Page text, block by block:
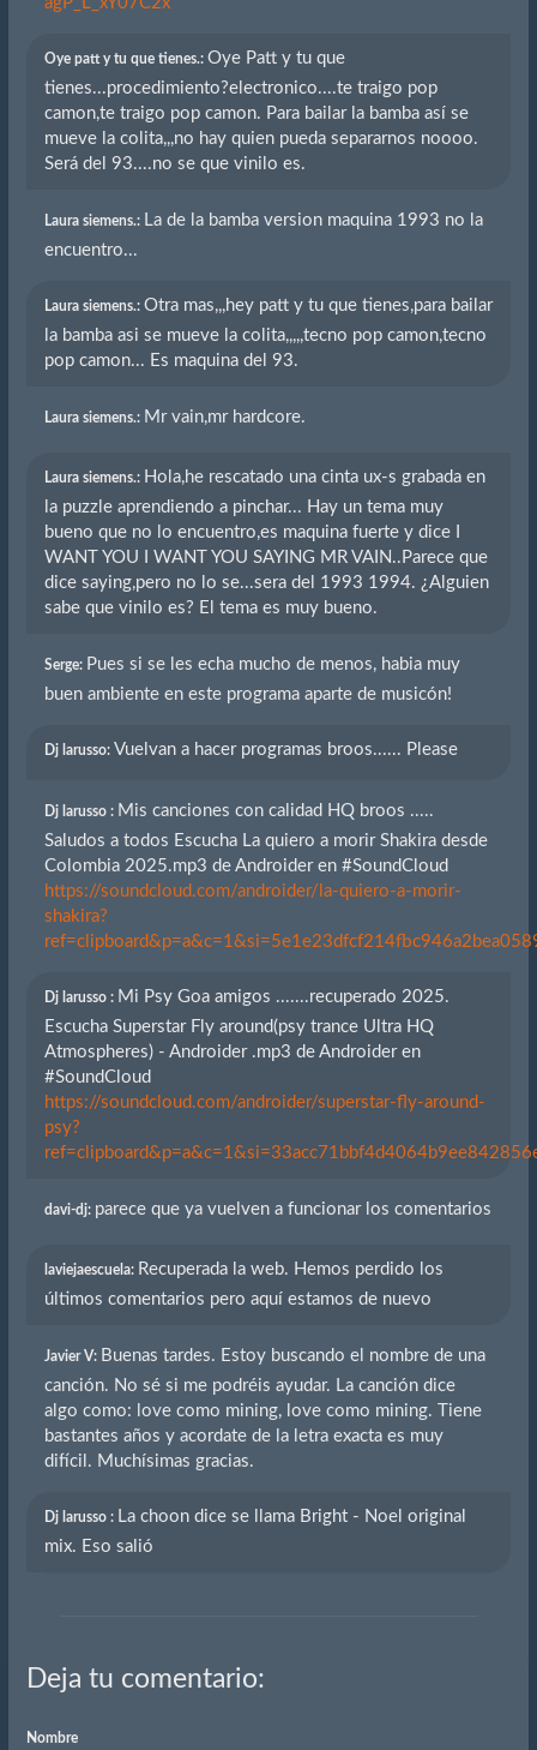
Oye patt y tu que tienes.: Oye Patt y tu que
tienes...procedimiento?electronico....te traigo pop
camon,te traigo pop camon. Para bailar la bamba así se
mueve la colita,,,no hay quien pueda separarnos noooo.
Será del 93....no se que vinilo es.
Laura siemens.: La de la bamba version maquina 1993 no la
encuentro...
Laura siemens.: Otra mas,,,hey patt y tu que tienes,para bailar
la bamba asi se mueve la colita,,,,,tecno pop camon,tecno
pop camon... Es maquina del 93.
Laura siemens.: Mr vain,mr hardcore.
Laura siemens.: Hola,he rescatado una cinta ux-s grabada en
la puzzle aprendiendo a pinchar... Hay un tema muy
bueno que no lo encuentro,es maquina fuerte y dice I
WANT YOU I WANT YOU SAYING MR VAIN..Parece que
dice saying,pero no lo se...sera del 1993 1994. ¿Alguien
sabe que vinilo es? El tema es muy bueno.
Serge: Pues si se les echa mucho de menos, habia muy
buen ambiente en este programa aparte de musicón!
Dj larusso: Vuelvan a hacer programas broos...... Please
Dj larusso : Mis canciones con calidad HQ broos .....
Saludos a todos Escucha La quiero a morir Shakira desde
Colombia 2025.mp3 de Androider en #SoundCloud
https://soundcloud.com/androider/la-quiero-a-morir-
shakira?
Dj larusso : Mi Psy Goa amigos .......recuperado 2025.
Escucha Superstar Fly around(psy trance Ultra HQ
Atmospheres) - Androider .mp3 de Androider en
#SoundCloud
https://soundcloud.com/androider/superstar-fly-around-
psy?
davi-dj: parece que ya vuelven a funcionar los comentarios
laviejaescuela: Recuperada la web. Hemos perdido los
últimos comentarios pero aquí estamos de nuevo
Javier V: Buenas tardes. Estoy buscando el nombre de una
canción. No sé si me podréis ayudar. La canción dice
algo como: love como mining, love como mining. Tiene
bastantes años y acordate de la letra exacta es muy
difícil. Muchísimas gracias.
Dj larusso : La choon dice se llama Bright - Noel original
mix. Eso salió
Deja tu comentario:
Nombre